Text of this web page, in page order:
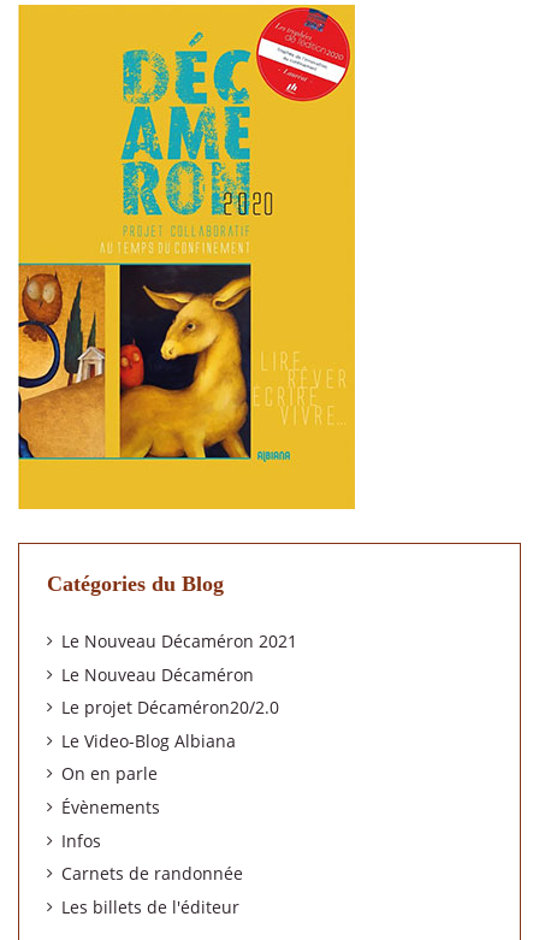
Catégories du Blog
Le Nouveau Décaméron 2021
Le Nouveau Décaméron
Le projet Décaméron20/2.0
Le Video-Blog Albiana
On en parle
Évènements
Infos
Carnets de randonnée
Les billets de l'éditeur